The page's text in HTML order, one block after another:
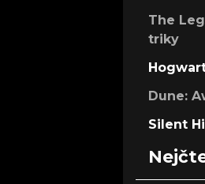
The
triky
Dune:
Silent